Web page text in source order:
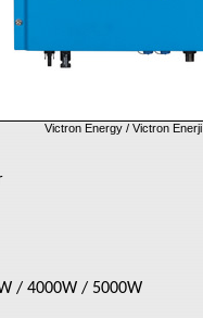
Victron Energy / Victron Enerji
/ 4000W / 5000W